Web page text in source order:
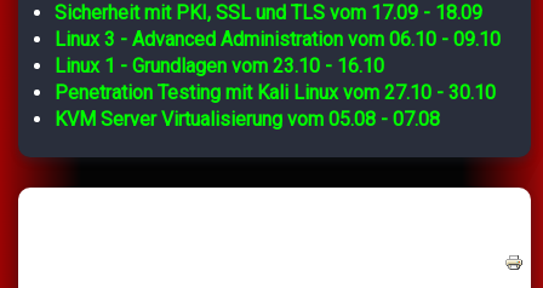
Sicherheit mit PKI, SSL und TLS vom 17.09 - 18.09
Linux 3 - Advanced Administration vom 06.10 - 09.10
Linux 1 - Grundlagen vom 23.10 - 16.10
Penetration Testing mit Kali Linux vom 27.10 - 30.10
KVM Server Virtualisierung vom 05.08 - 07.08